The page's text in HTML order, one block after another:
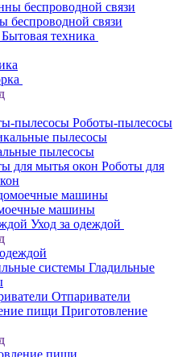
беспроводной связи
Бытовая техника
Роботы-пылесосы
пылесосы
Роботы для
машины
Уход за одеждой
Гладильные
Отпариватели
Приготовление
пищи